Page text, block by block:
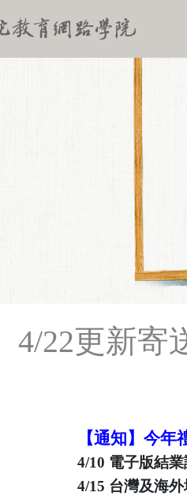
4/22更新寄
【通知】今
4/10 電子版結業
4/15 台灣及海外